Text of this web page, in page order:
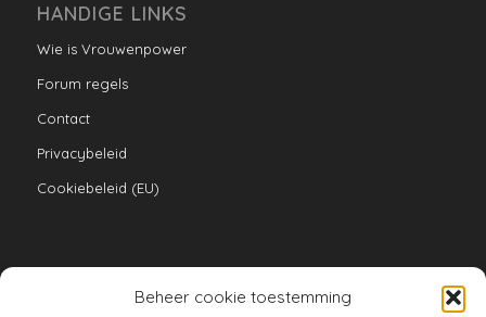
Beheer cookie toestemming
HANDIGE LINKS
Wie is Vrouwenpower
Forum regels
Contact
Privacybeleid
Cookiebeleid (EU)